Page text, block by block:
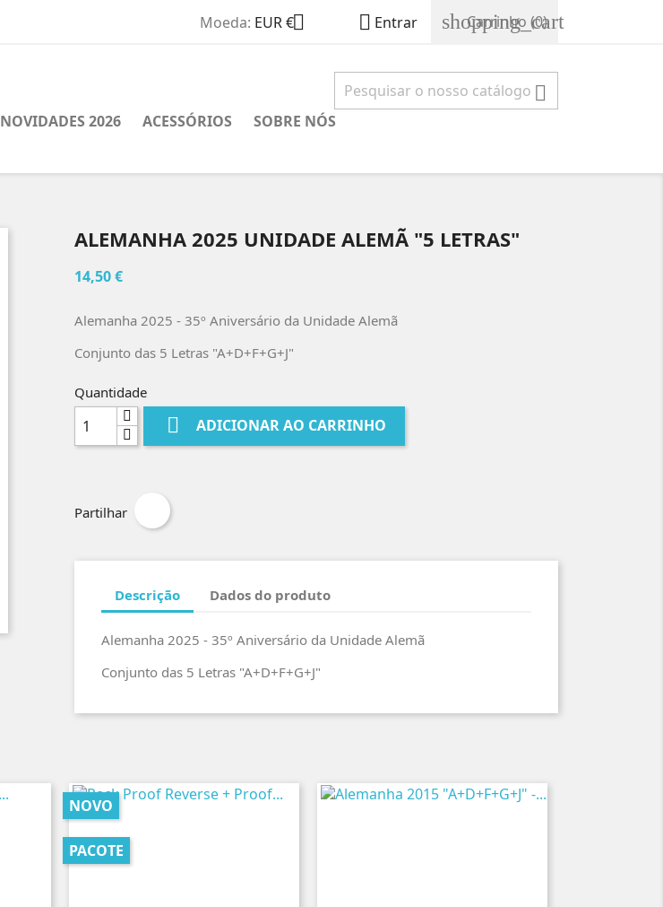
Moeda: EUR €  Entrar shopping_cart
Carrinho (0)

NOVIDADES 2026 ACESSÓRIOS SOBRE NÓS
ALEMANHA 2025 UNIDADE ALEMÃ "5 LETRAS"
14,50 €
Alemanha 2025 - 35º Aniversário da Unidade Alemã
Conjunto das 5 Letras "A+D+F+G+J"
Quantidade
 ADICIONAR AO CARRINHO
Partilhar
Descrição Dados do produto
Alemanha 2025 - 35º Aniversário da Unidade Alemã
Conjunto das 5 Letras "A+D+F+G+J"
NOVO
PACOTE